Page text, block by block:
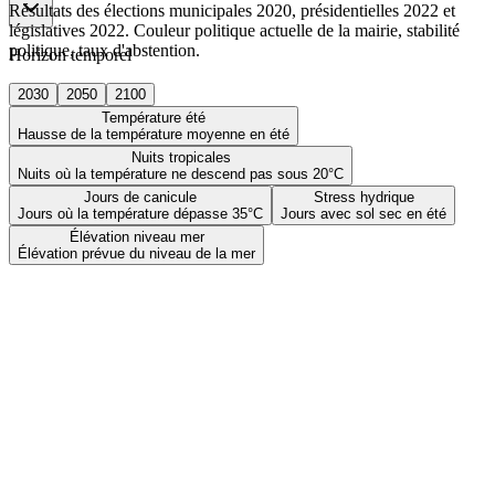
Horizon temporel
2030 2050
2100
Température été
Hausse de la température moyenne en été
Nuits tropicales
Nuits où la température ne descend pas sous 20°C
Jours de canicule
Jours où la température dépasse 35°C
Stress hydrique
Jours avec sol sec en été
Élévation niveau mer
Élévation prévue du niveau de la mer
Résultats des élections municipales 2020, présidentielles 2022 et
législatives 2022. Couleur politique actuelle de la mairie, stabilité
politique, taux d'abstention.